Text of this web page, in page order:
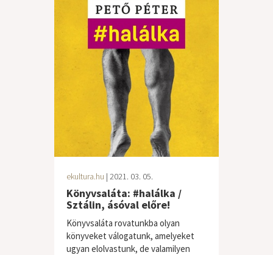
ekultura.hu | 2021. 03. 05.
Könyvsaláta: #halálka /
Sztálin, ásóval előre!
Könyvsaláta rovatunkba olyan
könyveket válogatunk, amelyeket
ugyan elolvastunk, de valamilyen